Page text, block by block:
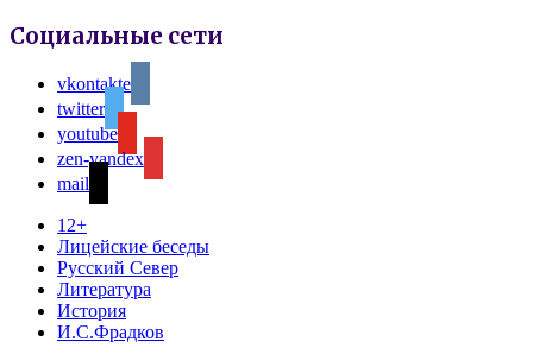
Социальные сети
vkontakte
twitter
youtube
zen-yandex
mail
12+
Лицейские беседы
Русский Север
Литература
История
И.С.Фрадков